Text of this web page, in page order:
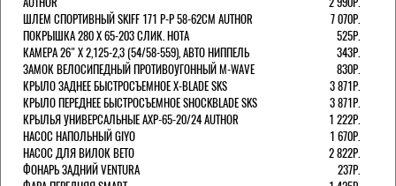
ШЛЕМ СПОРТИВНЫЙ SKIFF 171 Р-Р 58-62СМ AUTHOR
7 070Р.
ПОКРЫШКА 280 X 65-203 СЛИК. HOTA
525Р.
КАМЕРА 26" X 2,125-2,3 (54/58-559), АВТО НИППЕЛЬ
343Р.
ЗАМОК ВЕЛОСИПЕДНЫЙ ПРОТИВОУГОННЫЙ M-WAVE
830Р.
КРЫЛО ЗАДНЕЕ БЫСТРОСЪЕМНОЕ X-BLADE SKS
3 871Р.
КРЫЛО ПЕРЕДНЕЕ БЫСТРОСЪЕМНОЕ SHOCKBLADE SKS
3 871Р.
КРЫЛЬЯ УНИВЕРСАЛЬНЫЕ AXP-65-20/24 AUTHOR
1 222Р.
НАСОС НАПОЛЬНЫЙ GIYO
1 670Р.
НАСОС ДЛЯ ВИЛОК ВЕТО
2 822Р.
ФОНАРЬ ЗАДНИЙ VENTURA
237Р.